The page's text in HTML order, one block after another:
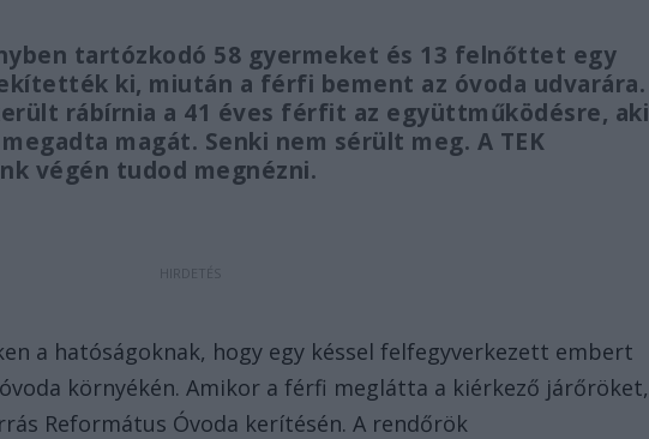
tartózkodó 58 gyermeket és 13 felnőttet egy
ki, miután a férfi bement az óvoda udvarára.
rábírnia a 41 éves férfit az együttműködésre, aki
magát. Senki nem sérült meg. A TEK
végén tudod megnézni.
a hatóságoknak, hogy egy késsel felfegyverkezett embert
környékén. Amikor a férfi meglátta a kiérkező járőröket,
Református Óvoda kerítésén. A rendőrök